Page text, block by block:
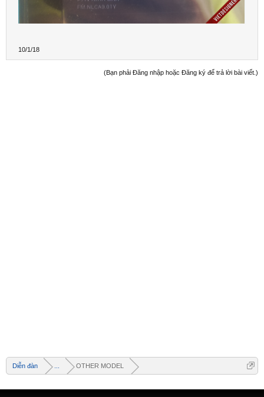
+ Chúng tôi có tất cả các dịch vụ Online từ xa
qua Teamview - Active box , Dongle , Rom Test
mềm miễn phí
10/1/18
(Bạn phải Đăng nhập hoặc Đăng ký để trả lời bài viết.)
Diễn đàn OTHER MODEL